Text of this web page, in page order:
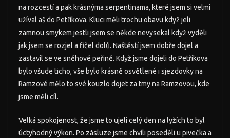
na rozcestí a pak krásnýma serpentinama, které jsem si velmi
užíval aš do Petříkova. Kluci měli trochu obavu když jeli
zamnou smykem jestli jsem se někde nevysekal když vyděli
jak jsem se rozjel a fičel dolů. Naštěstí jsem dobře dojel a
zastavil se ve sněhové peřině. Když jsme dojeli do Petříkova
bylo všude ticho, vše bylo krásně osvětlené i sjezdovky na
Ramzové mělo to své kouzlo dojet za tmy na Ramzovou, kde
jsme měli cíl.
Velká spokojenost, že jsme to ujeli celý den na lyžích to byl
úctyhodný výkon. Po zásluze jsme chvíli poseděli u pivečka a